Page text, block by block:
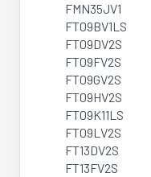
FMN35JV1
FT09BV1LS
FT09DV2S
FT09FV2S
FT09GV2S
FT09HV2S
FT09K11LS
FT09LV2S
FT13DV2S
FT13FV2S